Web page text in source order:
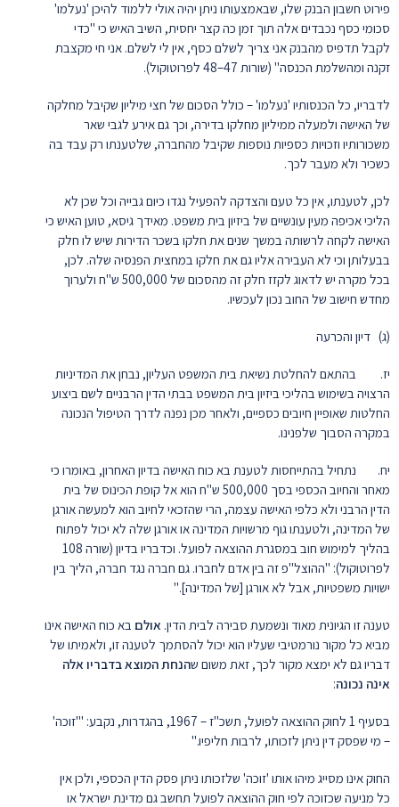
פירוט חשבון הבנק שלו, שבאמצעותו ניתן יהיה אולי ללמוד להיכן 'נעלמו'
סכומי כסף נכבדים אלה תוך זמן כה קצר יחסית, השיב האיש כי "כדי
לקבל תדפיס מהבנק אני צריך לשלם כסף, אין לי לשלם. אני חי מקצבת
זקנה ומהשלמת הכנסה" (שורות 47–48 לפרוטוקול).
לדבריו, כל הכנסותיו 'נעלמו' – כולל הסכום של חצי מיליון שקיבל מחלקה
של האישה ולמעלה ממיליון מחלקו בדירה, וכך גם אירע לגבי שאר
משכורותיו וזכויות כספיות נוספות שקיבל מהחברה, שלטענתו רק עבד בה
כשכיר ולא מעבר לכך.
לכן, לטענתו, אין כל טעם והצדקה להפעיל נגדו כיום גבייה וכל שכן לא
הליכי אכיפה מעין עונשיים של ביזיון בית משפט. מאידך גיסא, טוען האיש כי
האישה לקחה לרשותה במשך שנים את חלקו בשכר הדירות שיש לו חלק
בבעלותן וכי לא העבירה אליו גם את חלקו במחצית הפנסיה שלה. לכן,
בכל מקרה יש לדאוג לקזז חלק זה מהסכום של 500,000 ש"ח ולערוך
מחדש חישוב של החוב נכון לעכשיו.
(ג) דיון והכרעה
יז. בהתאם להחלטת נשיאת בית המשפט העליון, נבחן את המדיניות
הרצויה בשימוש בהליכי ביזיון בית המשפט בבתי הדין הרבניים לשם ביצוע
החלטות שאופיין חיובים כספיים, ולאחר מכן נפנה לדרך הטיפול הנכונה
במקרה הסבוך שלפנינו.
יח. נתחיל בהתייחסות לטענת בא כוח האישה בדיון האחרון, באומרו כי
מאחר והחיוב הכספי בסך 500,000 ש"ח הוא אל קופת הכינוס של בית
הדין הרבני ולא כלפי האישה עצמה, הרי שהזכאי לחיוב הוא למעשה אורגן
של המדינה, ולטענתו גוף מרשויות המדינה או אורגן שלה לא יכול לפתוח
בהליך למימוש חוב במסגרת ההוצאה לפועל. וכדבריו בדיון (שורה 108
לפרוטוקול): "ההוצל"פ זה בין אדם לחברו. גם חברה נגד חברה, הליך בין
ישויות משפטיות, אבל לא אורגן [של המדינה]."
טענה זו הגיונית מאוד ונשמעת סבירה לבית הדין. אולם בא כוח האישה אינו
מביא כל מקור נורמטיבי שעליו הוא יכול להסתמך לטענה זו, ולאמיתו של
דבריו גם לא ימצא מקור לכך, זאת משום שהנחת המוצא בדבריו אלה
אינה נכונה:
בסעיף 1 לחוק ההוצאה לפועל, תשכ"ז – 1967, בהגדרות, נקבע: "'זוכה'
– מי שפסק דין ניתן לזכותו, לרבות חליפיו."
החוק אינו מסייג מיהו אותו 'זוכה' שלזכותו ניתן פסק הדין הכספי, ולכן אין
כל מניעה שכזוכה לפי חוק ההוצאה לפועל תחשב גם מדינת ישראל או